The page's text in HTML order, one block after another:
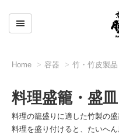
ここをクリックして左の
Home 容器 竹・竹皮製品
料理盛籠・盛皿
料理の籠盛りに適した竹製の
料理を盛り付けると、たいへん